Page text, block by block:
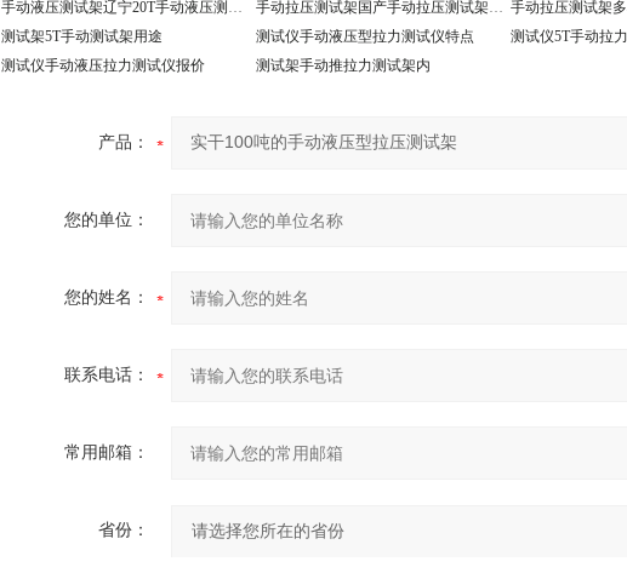
手动液压测试架辽宁20T手动液压测试架 手动拉压测试架国产手动拉压测试架厂家
测试架5T手动测试架用途
测试仪手动液压型拉力测试仪特点 测试仪5T手动拉
测试仪手动液压拉力测试仪报价
测试架手动推拉力测试架内
产品：
您的单位：
您的姓名：
联系电话：
常用邮箱：
省份：